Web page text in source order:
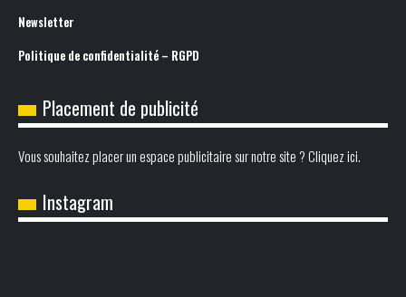
Newsletter
Politique de confidentialité – RGPD
Placement de publicité
Vous souhaitez placer un espace publicitaire sur notre site ? Cliquez ici.
Instagram